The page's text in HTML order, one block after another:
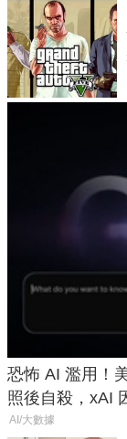
恐怖 AI 濫用！
照後自殺，xAI
AI/大數據